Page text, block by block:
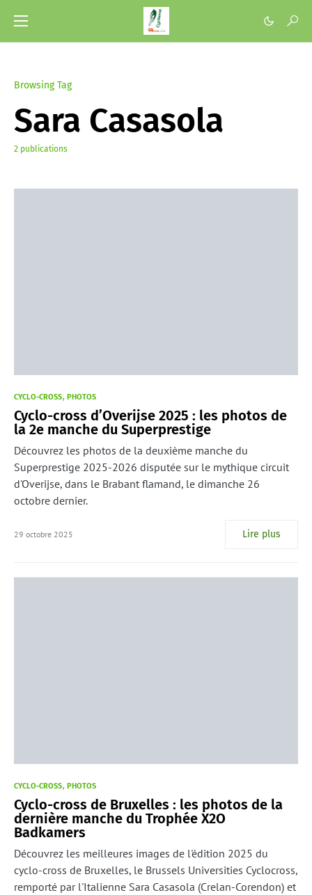
Browsing Tag
Sara Casasola
2 publications
CYCLO-CROSS PHOTOS
Cyclo-cross d’Overijse 2025 : les photos de
la 2e manche du Superprestige
Découvrez les photos de la deuxième manche du
Superprestige 2025-2026 disputée sur le mythique circuit
d'Overijse, dans le Brabant flamand, le dimanche 26
octobre dernier.
29 octobre 2025 Lire plus
CYCLO-CROSS PHOTOS
Cyclo-cross de Bruxelles : les photos de la
dernière manche du Trophée X2O
Badkamers
Découvrez les meilleures images de l'édition 2025 du
cyclo-cross de Bruxelles, le Brussels Universities Cyclocross,
remporté par l'Italienne Sara Casasola (Crelan-Corendon) et